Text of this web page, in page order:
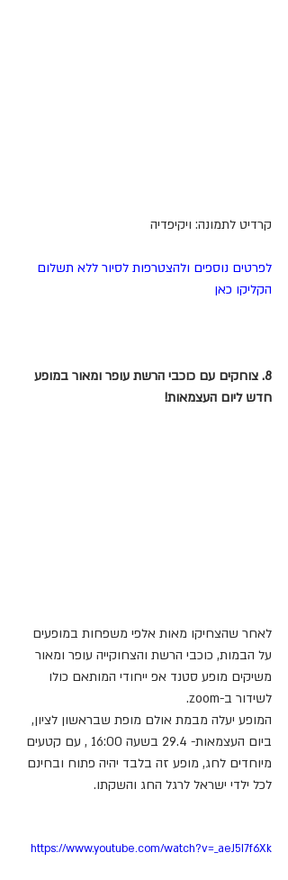
קרדיט לתמונה: ויקיפדיה
לפרטים נוספים ולהצטרפות לסיור ללא תשלום
הקליקו כאן
8. צוחקים עם כוכבי הרשת עופר ומאור במופע
חדש ליום העצמאות!
לאחר שהצחיקו מאות אלפי משפחות במופעים
על הבמות, כוכבי הרשת והצחוקייה עופר ומאור
משיקים מופע סטנד אפ ייחודי המותאם כולו
לשידור ב-zoom.
המופע יעלה מבמת אולם מופת שבראשון לציון,
ביום העצמאות- 29.4 בשעה 16:00 , עם קטעים
מיוחדים לחג, מופע זה בלבד יהיה פתוח ובחינם
לכל ילדי ישראל לרגל החג והשקתו.
https://www.youtube.com/watch?v=_aeJ5I7f6Xk